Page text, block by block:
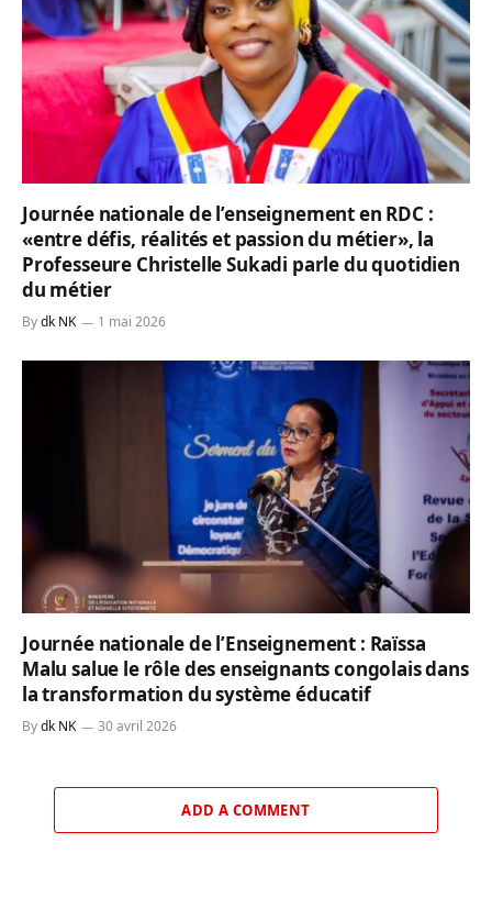
Journée nationale de l’enseignement en RDC :
«entre défis, réalités et passion du métier», la
Professeure Christelle Sukadi parle du quotidien
du métier
Bydk NK 1 mai 2026
Journée nationale de l’Enseignement : Raïssa
Malu salue le rôle des enseignants congolais dans
la transformation du système éducatif
Bydk NK 30 avril 2026
ADD A COMMENT